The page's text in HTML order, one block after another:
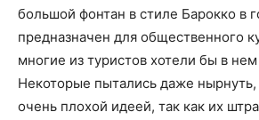
большой фонтан в стиле Барокко в
предназначен для общественного
многие из туристов хотели бы в
Некоторые пытались даже нырнуть,
очень плохой идеей, так как их